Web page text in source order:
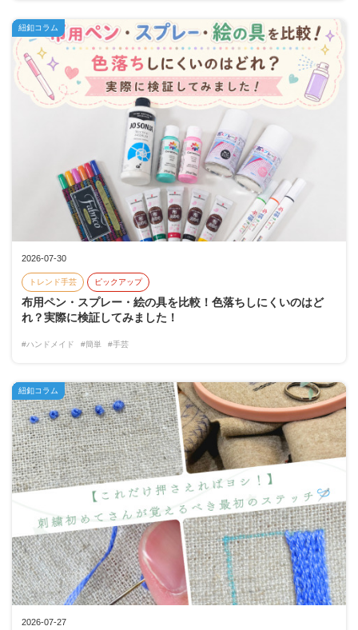
2026-07-30
トレンド手芸 ピックアップ
布用ペン・スプレー・絵の具を比較！色落ちしにくいのはど
れ？実際に検証してみました！
#ハンドメイド #簡単 #手芸
紐釦コラム
2026-07-27
紐釦コラム